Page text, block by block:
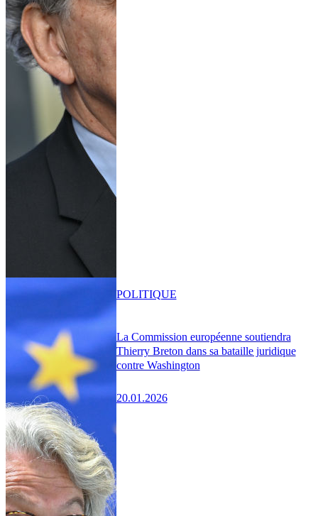
La Commission européenne soutiendra
Thierry Breton dans sa bataille juridique
contre Washington
20.01.2026
POLITIQUE